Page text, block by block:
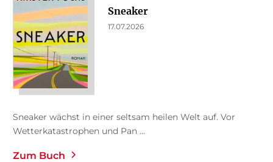
Sneaker
17.07.2026
Sneaker wächst in einer seltsam heilen Welt auf. Vor
Wetterkatastrophen und Pan ...
Zum Buch